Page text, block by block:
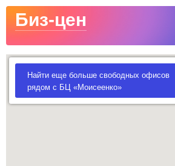
Биз-цен
Найти еще больше свободных офисов
рядом с БЦ «Моисеенко»